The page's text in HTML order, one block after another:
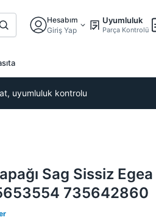
Hesabım
Giriş Yap
Uyumluluk
Parça Kontrolü
uyumluluk kontrolu
Sag Sissiz
735642860